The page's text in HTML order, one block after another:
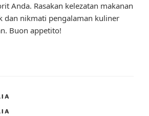
Anda. Rasakan kelezatan makanan
dan nikmati pengalaman kuliner
Buon appetito!